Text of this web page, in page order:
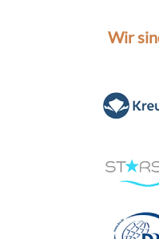
Wir